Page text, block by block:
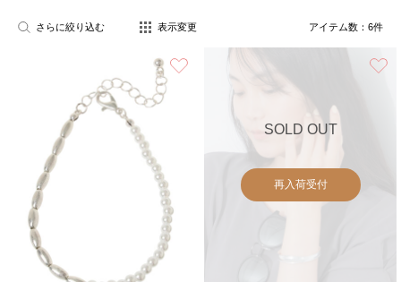
さらに絞り込む 表示変更 アイテム数： 6件
SOLD OUT
再入荷受付